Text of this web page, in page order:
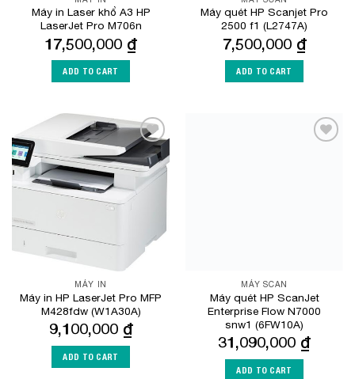
Máy in Laser khổ A3 HP
LaserJet Pro M706n
17,500,000 ₫
ADD TO CART
Máy quét HP Scanjet Pro
2500 f1 (L2747A)
7,500,000 ₫
ADD TO CART
Add to
Wishlist
MÁY IN
Máy in HP LaserJet Pro MFP
M428fdw (W1A30A)
9,100,000 ₫
ADD TO CART
MÁY SCAN
Máy quét HP ScanJet
Enterprise Flow N7000
snw1 (6FW10A)
31,090,000 ₫
ADD TO CART